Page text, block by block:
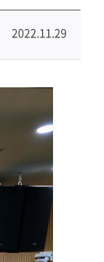
2022.11.29